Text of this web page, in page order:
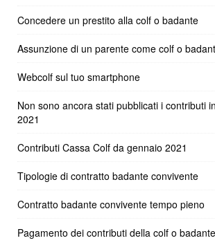
Concedere un prestito alla colf o badante
Assunzione di un parente come colf o
Webcolf sul tuo smartphone
Non sono ancora stati pubblicati i contributi
2021
Contributi Cassa Colf da gennaio 2021
Tipologie di contratto badante convivente
Contratto badante convivente tempo pieno
Pagamento dei contributi della colf o badante